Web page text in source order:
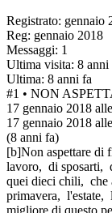
Registrato: gennaio
Reg: gennaio 2018
Messaggi: 1
Ultima visita: 8 anni
Ultima: 8 anni fa
#1 • NON
17 gennaio 2018
17 gennaio 2018
(8 anni fa)
[b]Non aspettare
lavoro, di sposarti,
quei dieci chili, che
primavera, l'estate,
migliore di questo